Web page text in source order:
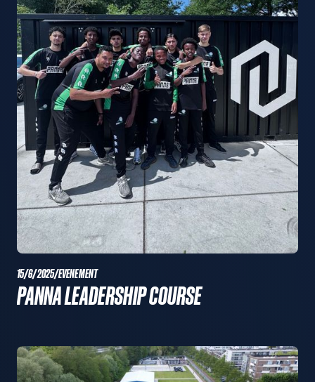
15/6/2025/EVENEMENT
PANNA LEADERSHIP COURSE